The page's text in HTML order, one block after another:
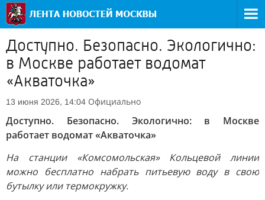
Доступно. Безопасно. Экологично:
в Москве работает водомат
«Акваточка»
13 июня 2026, 14:04 Официально
Доступно. Безопасно. Экологично: в Москве
работает водомат «Акваточка»
На станции «Комсомольская» Кольцевой линии
можно бесплатно набрать питьевую воду в свою
бутылку или термокружку.